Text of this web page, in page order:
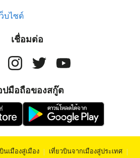
บไซต์
เชื่อมต่อ
ปมือถือของสกู๊ต
นเมืองสู่เมือง | เที่ยวบินจากเมืองสู่ประเทศ |